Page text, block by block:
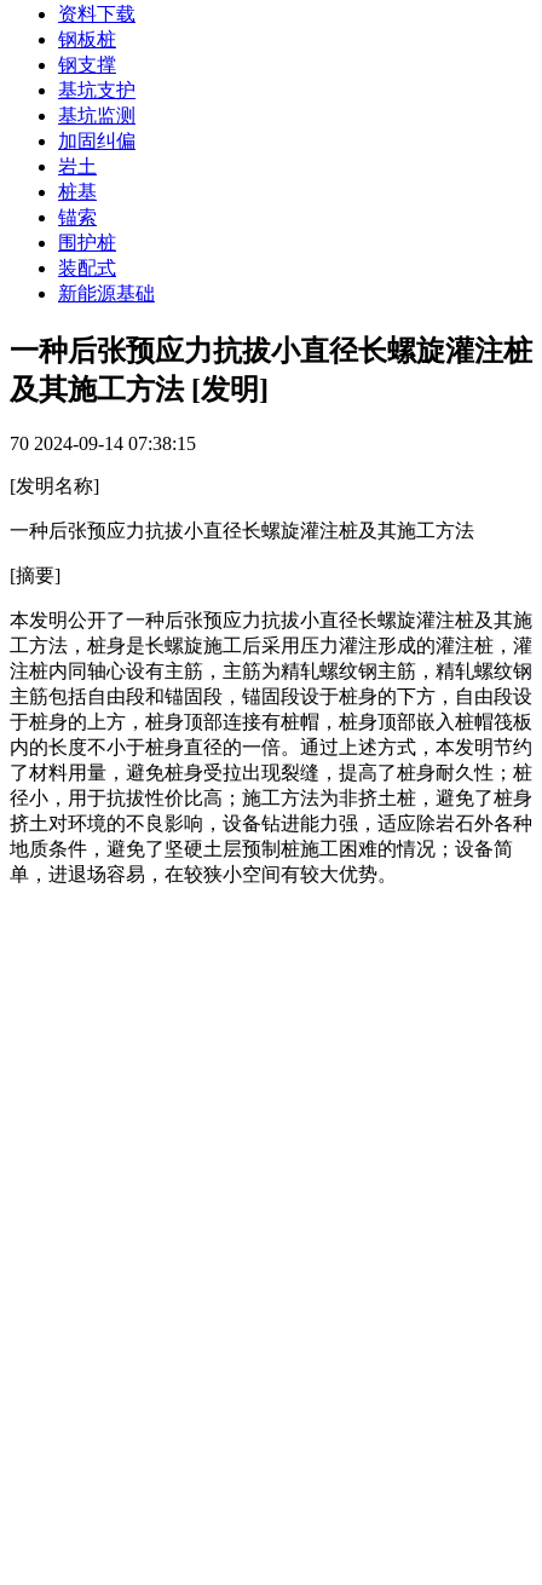
资料下载
钢板桩
钢支撑
基坑支护
基坑监测
加固纠偏
岩土
桩基
锚索
围护桩
装配式
新能源基础
一种后张预应力抗拔小直径长螺旋灌注桩
及其施工方法 [发明]
70 2024-09-14 07:38:15
[发明名称]
一种后张预应力抗拔小直径长螺旋灌注桩及其施工方法
[摘要]
本发明公开了一种后张预应力抗拔小直径长螺旋灌注桩及其施
工方法，桩身是长螺旋施工后采用压力灌注形成的灌注桩，灌
注桩内同轴心设有主筋，主筋为精轧螺纹钢主筋，精轧螺纹钢
主筋包括自由段和锚固段，锚固段设于桩身的下方，自由段设
于桩身的上方，桩身顶部连接有桩帽，桩身顶部嵌入桩帽筏板
内的长度不小于桩身直径的一倍。通过上述方式，本发明节约
了材料用量，避免桩身受拉出现裂缝，提高了桩身耐久性；桩
径小，用于抗拔性价比高；施工方法为非挤土桩，避免了桩身
挤土对环境的不良影响，设备钻进能力强，适应除岩石外各种
地质条件，避免了坚硬土层预制桩施工困难的情况；设备简
单，进退场容易，在较狭小空间有较大优势。